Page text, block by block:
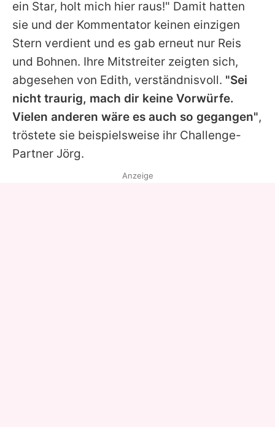
ein Star, holt mich hier raus!" Damit hatten
sie und der Kommentator keinen einzigen
Stern verdient und es gab erneut nur Reis
und Bohnen. Ihre Mitstreiter zeigten sich,
abgesehen von Edith, verständnisvoll. "Sei
nicht traurig, mach dir keine Vorwürfe.
Vielen anderen wäre es auch so gegangen",
tröstete sie beispielsweise ihr Challenge-
Partner Jörg.
Anzeige